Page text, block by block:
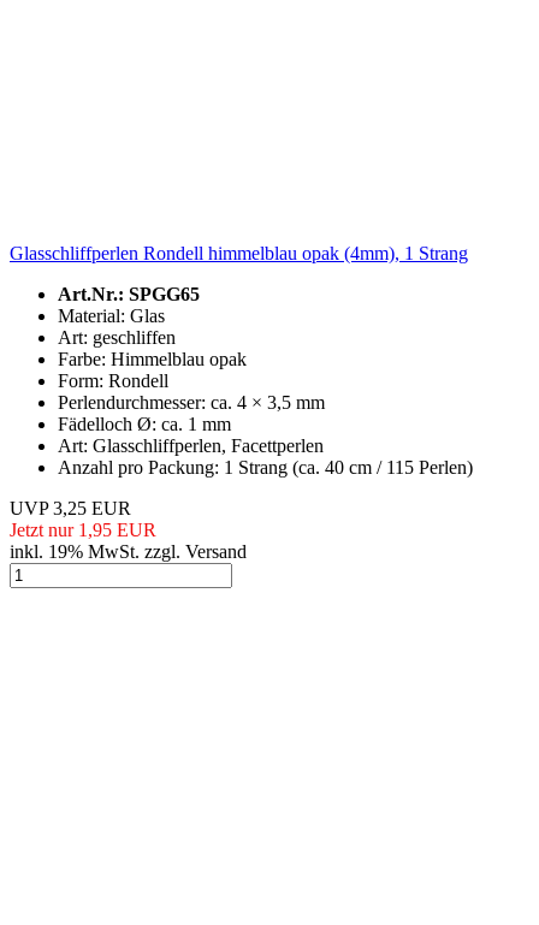
Glasschliffperlen Rondell himmelblau opak (4mm), 1 Strang
Art.Nr.: SPGG65
Material: Glas
Art: geschliffen
Farbe: Himmelblau opak
Form: Rondell
Perlendurchmesser: ca. 4 × 3,5 mm
Fädelloch Ø: ca. 1 mm
Art: Glasschliffperlen, Facettperlen
Anzahl pro Packung: 1 Strang (ca. 40 cm / 115 Perlen)
UVP 3,25 EUR
Jetzt nur 1,95 EUR
inkl. 19% MwSt. zzgl. Versand